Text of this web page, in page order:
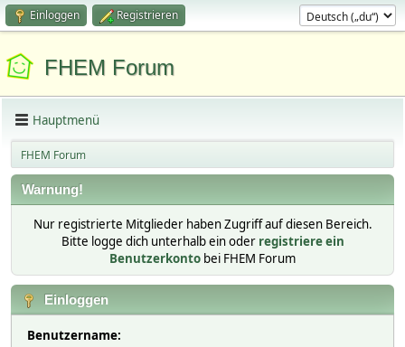
Einloggen Registrieren
FHEM Forum
Hauptmenü
FHEM Forum
Warnung!
Nur registrierte Mitglieder haben Zugriff auf diesen Bereich.
Bitte logge dich unterhalb ein oder registriere ein
Benutzerkonto bei FHEM Forum
Einloggen
Benutzername: